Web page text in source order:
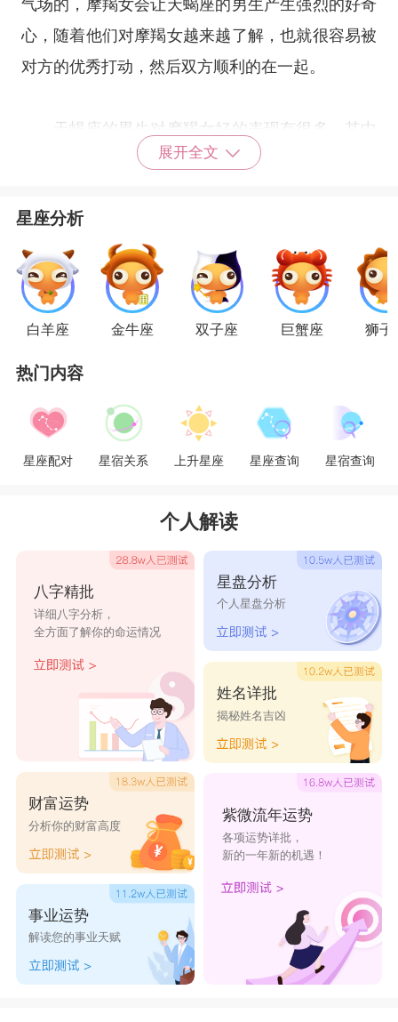
气场的，摩羯女会让天蝎座的男生产生强烈的好奇
心，随着他们对摩羯女越来越了解，也就很容易被
对方的优秀打动，然后双方顺利的在一起。
天蝎座的男生对摩羯女好的表现有很多，其中
最重要的一点就是会非常信任她们。天蝎男和摩羯
他们在一件事情上有分歧，那么很容易形成谁也不
让谁的局面。但是天蝎男如果真的喜欢摩羯座的女
孩子，那么就会懂得让步，会信任摩羯座的女孩子
可以做得很好。
天蝎座的男生如果真的疼
会为她非常关注她们，在她们需要的时候帮助她
们。摩羯座的女孩子很要强，她们总是希望自己可
以做到最好，但是有很多事情一个人去做是非常辛
助摩羯女，那么事情就很容易事半功倍。
所以天蝎座的男生如果真的疼摩羯座的女生，
就会非常的信任对方，两个人有分歧的时候愿意让
着她们，而且会时时刻刻关注摩羯女，在她们需要
的时候提供帮助。
星座乐原创文章，转载需注明出处
展开全文
星座分析
白羊座 金牛座 双子座 巨蟹座 狮子
热门内容
星座配对 星宿关系 上升星座 星座查询 星宿查询
个人解读
八字精批
详细八字分析，
全方面了解你的命运情况
财富运势
分析你的财富高度
事业运势
解读您的事业天赋
星盘分析
个人星盘分析
姓名详批
揭秘姓名吉凶
紫微流年运势
各项运势详批，
新的一年新的机遇！